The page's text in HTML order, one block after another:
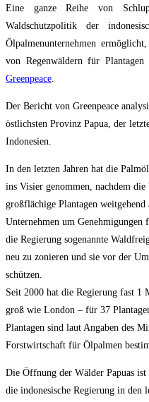
Eine ganze Reihe von
Waldschutzpolitik der
Ölpalmenunternehmen
von Regenwäldern für
Greenpeace.
Der Bericht von Greenpeace
östlichsten Provinz Papua, der
Indonesien.
In den letzten Jahren hat die
ins Visier genommen, nachdem
großflächige Plantagen
Unternehmen um Genehmigungen
die Regierung sogenannte
neu zu zonieren und sie vor der
schützen.
Seit 2000 hat die Regierung fast 1
groß wie London – für 37
Plantagen sind laut Angaben des
Forstwirtschaft für Ölpalmen
Die Öffnung der Wälder Papuas
die indonesische Regierung in den